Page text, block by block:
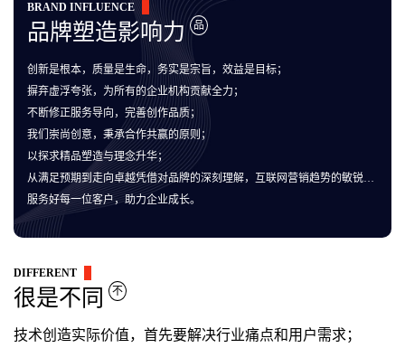
BRAND INFLUENCE
品牌塑造影响力 品
创新是根本，质量是生命，务实是宗旨，效益是目标；
摒弃虚浮夸张，为所有的企业机构贡献全力；
不断修正服务导向，完善创作品质；
我们崇尚创意，秉承合作共赢的原则；
以探求精品塑造与理念升华；
从满足预期到走向卓越凭借对品牌的深刻理解，互联网营销趋势的敏锐洞察；
服务好每一位客户，助力企业成长。
DIFFERENT
很是不同 不
技术创造实际价值，首先要解决行业痛点和用户需求；